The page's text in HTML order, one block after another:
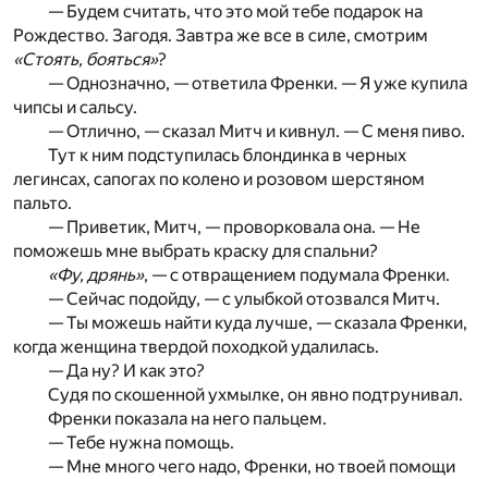
— Будем считать, что это мой тебе подарок на
Рождество. Загодя. Завтра же все в силе, смотрим
«Стоять, бояться»?
— Однозначно, — ответила Френки. — Я уже купила
чипсы и сальсу.
— Отлично, — сказал Митч и кивнул. — С меня пиво.
Тут к ним подступилась блондинка в черных
легинсах, сапогах по колено и розовом шерстяном
пальто.
— Приветик, Митч, — проворковала она. — Не
поможешь мне выбрать краску для спальни?
«Фу, дрянь», — с отвращением подумала Френки.
— Сейчас подойду, — с улыбкой отозвался Митч.
— Ты можешь найти куда лучше, — сказала Френки,
когда женщина твердой походкой удалилась.
— Да ну? И как это?
Судя по скошенной ухмылке, он явно подтрунивал.
Френки показала на него пальцем.
— Тебе нужна помощь.
— Мне много чего надо, Френки, но твоей помощи